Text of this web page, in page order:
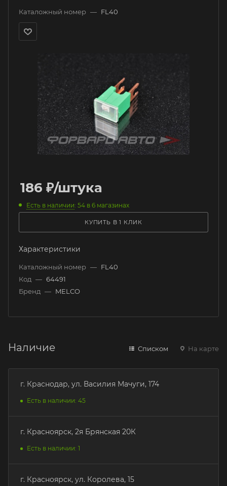
Каталожный номер — FL40
186 ₽/штука
Есть в наличии: 54 в 6 магазинах
КУПИТЬ В 1 КЛИК
Характеристики
Каталожный номер — FL40
Код — 64491
Бренд — MELCO
Наличие Списком На карте
г. Краснодар, ул. Василия Мачуги, 174
Есть в наличии: 45
г. Красноярск, 2я Брянская 20К
Есть в наличии: 1
г. Красноярск, ул. Королева, 15